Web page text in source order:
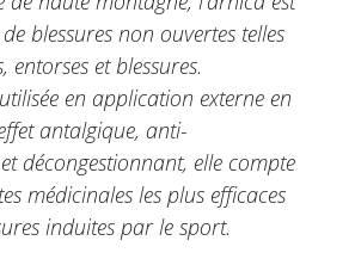
pois de cœur
alénois
blessures non ouvertes telles
entorses et blessures.
en application externe en
antalgique, anti-
décongestionnant, elle compte
médicinales les plus efficaces
induites par le sport.